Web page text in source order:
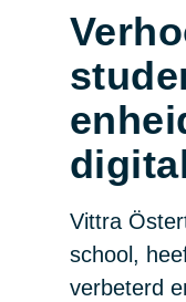
Vittra
school,
verbeterd